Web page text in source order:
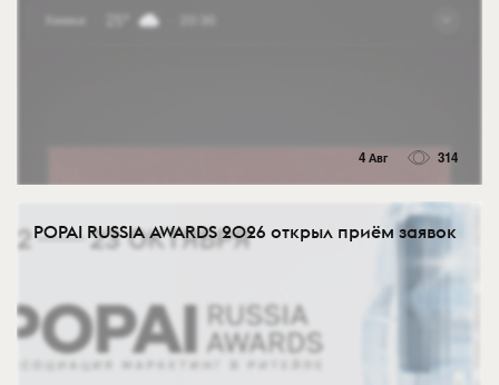
4 Авг 314
POPAI RUSSIA AWARDS 2026 открыл приём заявок